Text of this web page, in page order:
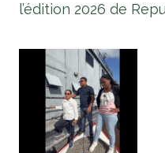
l’édition 2026 de